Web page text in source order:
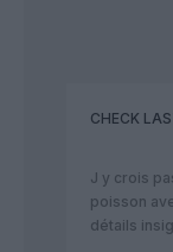
CHECK
J y crois
poisson
détails